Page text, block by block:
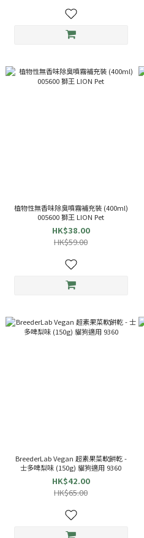
植物性無香味除臭噴霧補充裝 (400ml)
005600 獅王 LION Pet
HK$38.00
HK$59.00
BreederLab Vegan 超素果菜軟餅乾 -
士多啤梨味 (150g) 貓狗適用 9360
HK$42.00
HK$65.00